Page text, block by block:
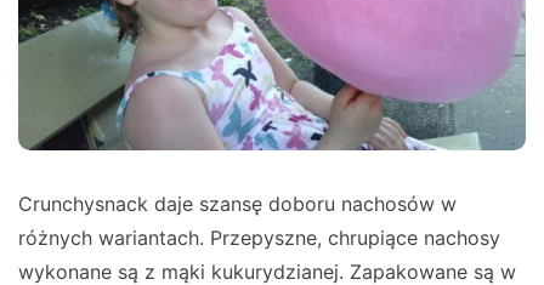
Crunchysnack daje szansę doboru nachosów w
różnych wariantach. Przepyszne, chrupiące nachosy
wykonane są z mąki kukurydzianej. Zapakowane są w